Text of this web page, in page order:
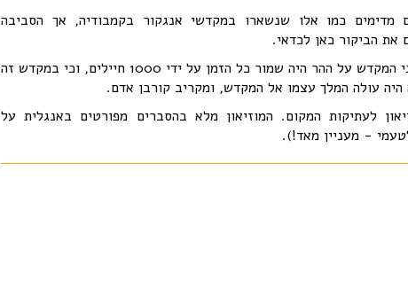
מדימים כמו אלו שנשארו במקדשי אנגקור בקמבודיה, אך הסביבה
את הביקור כאן לכדאי.
מקור סיני מן המאה ה-6 מספר כי המקדש על ההר היה שמור כל הזמן על ידי 1000 חיילים, וכי במקדש זה
עולה המלך עצמו אל המקדש, ומקריב קורבן אדם.
הוקם בשנת 2004 מוזיאון לעתיקות המקום. המוזיאון מלא בהסברים מפורטים באנגלית על
- מעניין מאד!).